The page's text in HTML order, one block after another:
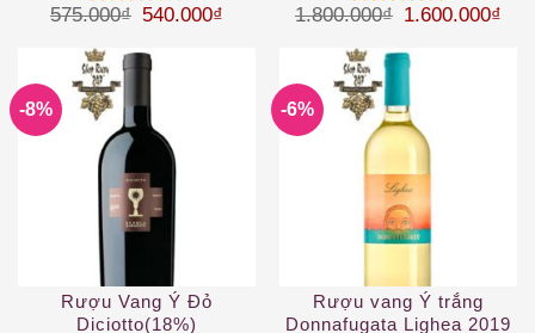
Được
45 sao
575.000₫ Giá gốc là: 575.000₫.
540.000₫ Giá hiện tại là: 540.000₫.
Được xếp
sao
1.800.000₫ Giá gốc là:
1.600.000₫
-8%
Rượu Vang Ý Đỏ
Diciotto(18%)
-6%
Rượu vang Ý trắng
Donnafugata Lighea 2019